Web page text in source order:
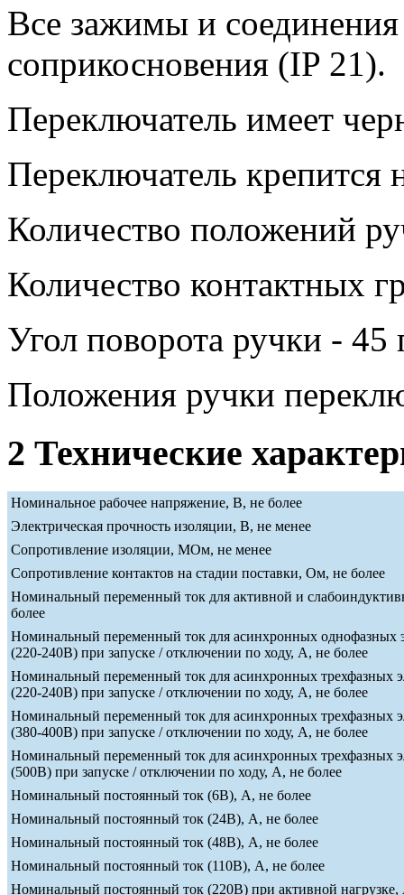
Все зажимы и
соприкосновения (IP 21).
Переключатель имеет
Переключатель
Количество положений
Количество контактных
Угол поворота ручки - 45
Положения ручки
2 Технические
Номинальное рабочее напряжение, В, не более
Электрическая прочность изоляции, В, не менее
Сопротивление изоляции, МОм, не менее
Сопротивление контактов на стадии поставки, Ом, не более
Номинальный переменный ток для активной и
более
Номинальный переменный ток для асинхронных однофазных
(220-240В) при запуске / отключении по ходу, А, не более
Номинальный переменный ток для асинхронных трехфазных
(220-240В) при запуске / отключении по ходу, А, не более
Номинальный переменный ток для асинхронных трехфазных
(380-400В) при запуске / отключении по ходу, А, не более
Номинальный переменный ток для асинхронных трехфазных
(500В) при запуске / отключении по ходу, А, не более
Номинальный постоянный ток (6В), А, не более
Номинальный постоянный ток (24В), А, не более
Номинальный постоянный ток (48В), А, не более
Номинальный постоянный ток (110В), А, не более
Номинальный постоянный ток (220В) при активной нагрузке,